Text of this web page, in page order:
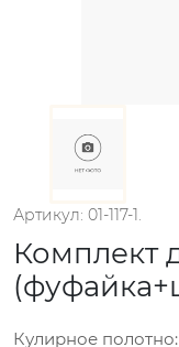
Артикул: 01-117-1.
Комплект
Кулирное